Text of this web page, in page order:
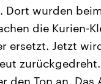
Anhalt
am 6.
einen neuen
einer Koalition aus
USA
mit
Dort wurden beim
die Kurien-
ersetzt. Jetzt
den Ton an. Das